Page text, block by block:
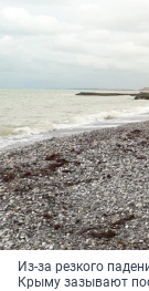
Из-за резкого
Крыму зазывают